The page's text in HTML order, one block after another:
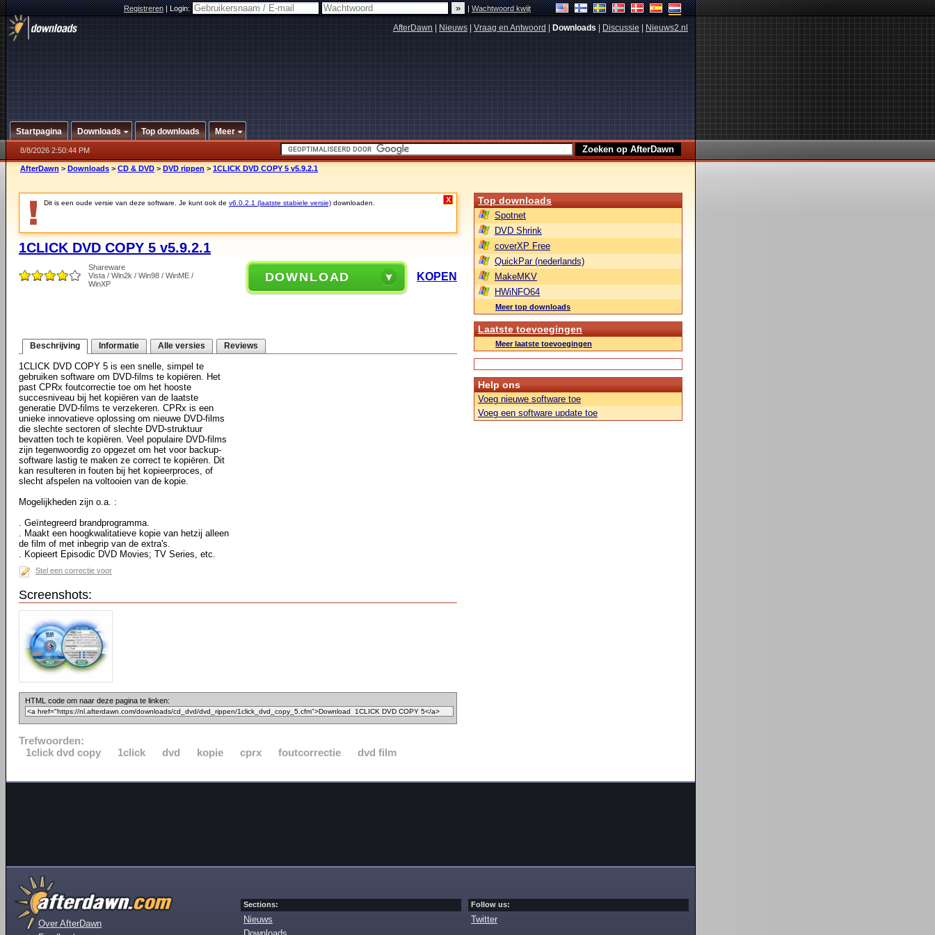
Registreren|Login: |Wachtwoord kwijt
AfterDawn Nieuws Vraag en Antwoord Downloads Discussie Nieuws2.nl
Startpagina Downloads Top downloads Meer
8/8/2026 2:50:44 PM
AfterDawn > Downloads > CD & DVD > DVD rippen > 1CLICK DVD COPY 5 v5.9.2.1
Dit is een oude versie van deze software. Je kunt ook de v6.0.2.1 (laatste stabiele versie) downloaden. X
1CLICK DVD COPY 5 v5.9.2.1
Shareware
Vista / Win2k / Win98 / WinME /
WinXP
DOWNLOAD KOPEN
Beschrijving Informatie Alle versies Reviews
1CLICK DVD COPY 5 is een snelle, simpel te
gebruiken software om DVD-films te kopiëren. Het
past CPRx foutcorrectie toe om het hooste
succesniveau bij het kopiëren van de laatste
generatie DVD-films te verzekeren. CPRx is een
unieke innovatieve oplossing om nieuwe DVD-films
die slechte sectoren of slechte DVD-struktuur
bevatten toch te kopiëren. Veel populaire DVD-films
zijn tegenwoordig zo opgezet om het voor backup-
software lastig te maken ze correct te kopiëren. Dit
kan resulteren in fouten bij het kopieerproces, of
slecht afspelen na voltooien van de kopie.
Mogelijkheden zijn o.a. :
. Geïntegreerd brandprogramma.
. Maakt een hoogkwalitatieve kopie van hetzij alleen
de film of met inbegrip van de extra's.
. Kopieert Episodic DVD Movies; TV Series, etc.
Stel een correctie voor
Screenshots:
HTML code om naar deze pagina te linken:
Trefwoorden:
1click dvd copy
1click dvd kopie cprx foutcorrectie dvd film
Top downloads
Spotnet
DVD Shrink
coverXP Free
QuickPar (nederlands)
MakeMKV
HWiNFO64
Meer top downloads
Laatste toevoegingen
Meer laatste toevoegingen
Help ons
Voeg nieuwe software toe
Voeg een software update toe
Over AfterDawn
Sections:
Nieuws
Follow us:
Twitter